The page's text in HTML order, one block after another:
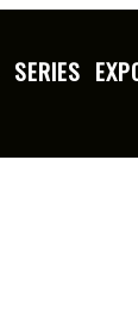
SERIES